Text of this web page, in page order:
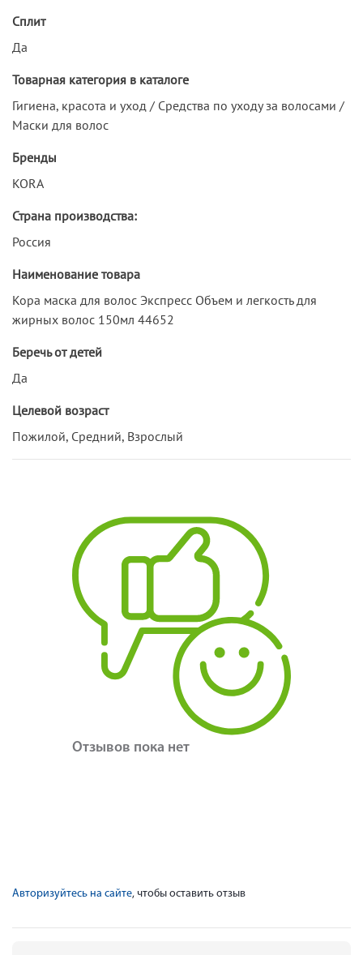
Сплит
Да
Товарная категория в каталоге
Гигиена, красота и уход / Средства по уходу за волосами /
Маски для волос
Бренды
KORA
Страна производства:
Россия
Наименование товара
Кора маска для волос Экспресс Объем и легкость для
жирных волос 150мл 44652
Беречь от детей
Да
Целевой возраст
Пожилой, Средний, Взрослый
Отзывов пока нет
Авторизуйтесь на сайте, чтобы оставить отзыв